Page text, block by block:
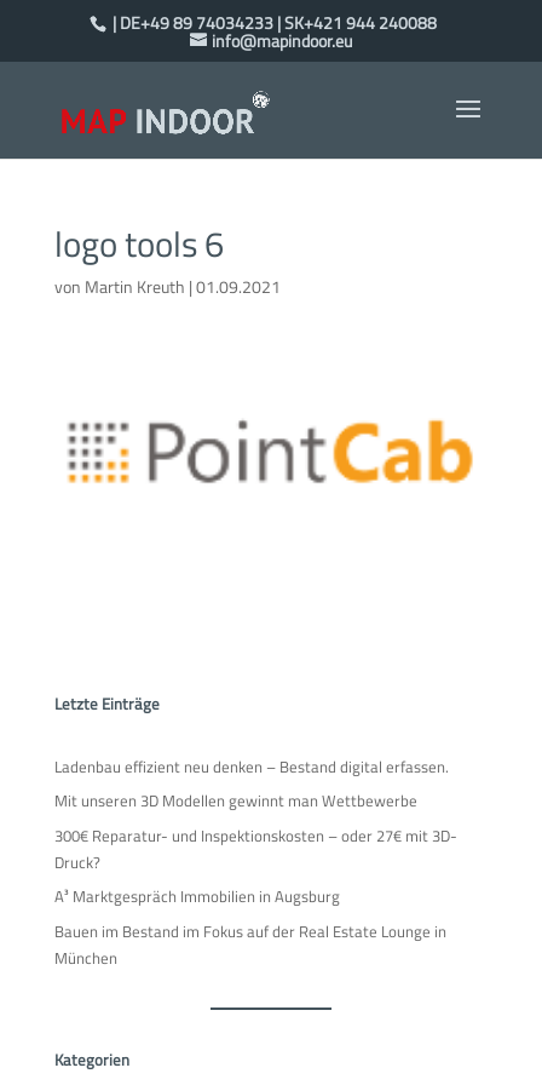
| DE+49 89 74034233 | SK+421 944 240088
info@mapindoor.eu
logo tools 6
von Martin Kreuth |01.09.2021
Letzte Einträge
Ladenbau effizient neu denken – Bestand digital erfassen.
Mit unseren 3D Modellen gewinnt man Wettbewerbe
300€ Reparatur- und Inspektionskosten – oder 27€ mit 3D-
Druck?
A³ Marktgespräch Immobilien in Augsburg
Bauen im Bestand im Fokus auf der Real Estate Lounge in
München
Kategorien